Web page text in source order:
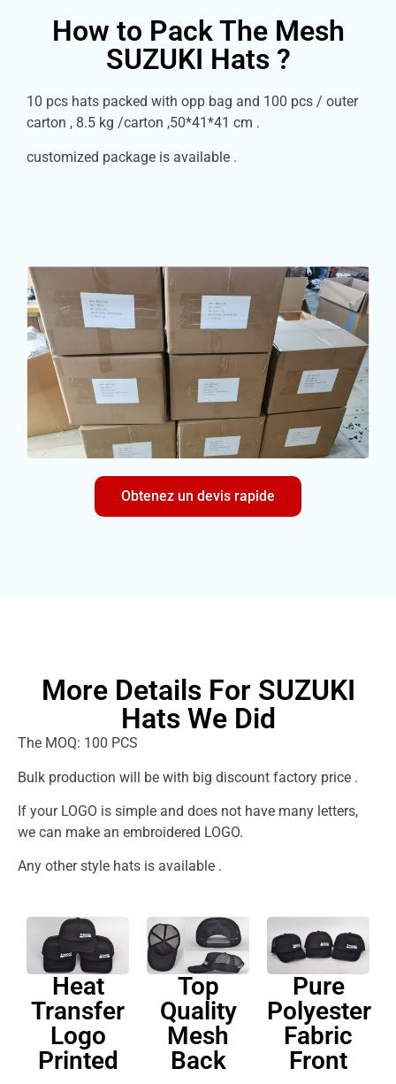
How to Pack The Mesh
SUZUKI Hats ?
10 pcs hats packed with opp bag and 100 pcs / outer
carton , 8.5 kg /carton ,50*41*41 cm .
customized package is available .
Obtenez un devis rapide
More Details For SUZUKI
Hats We Did
The MOQ: 100 PCS
Bulk production will be with big discount factory price .
If your LOGO is simple and does not have many letters,
we can make an embroidered LOGO.
Any other style hats is available .
Heat
Transfer
Logo
Printed
Top
Quality
Mesh
Back
Pure
Polyester
Fabric
Front